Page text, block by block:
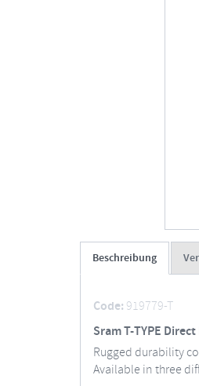
Beschreibung
Code: 919779-T
Sram T-TYPE
Rugged durability
Available in three